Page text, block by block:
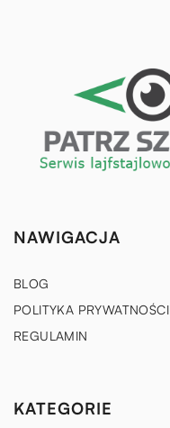
NAWIGACJA
BLOG
POLITYKA PRYWATNOŚCI
REGULAMIN
KATEGORIE